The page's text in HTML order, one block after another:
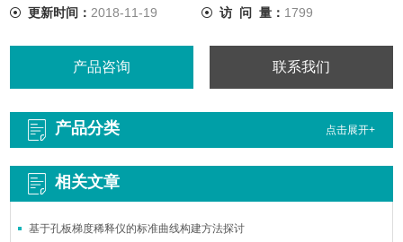
更新时间： 2018-11-19 访 问 量： 1799
产品咨询 联系我们
产品分类 点击展开+
相关文章
基于孔板梯度稀释仪的标准曲线构建方法探讨